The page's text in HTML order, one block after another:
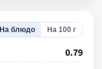
На блюдо На 100 г
0.79